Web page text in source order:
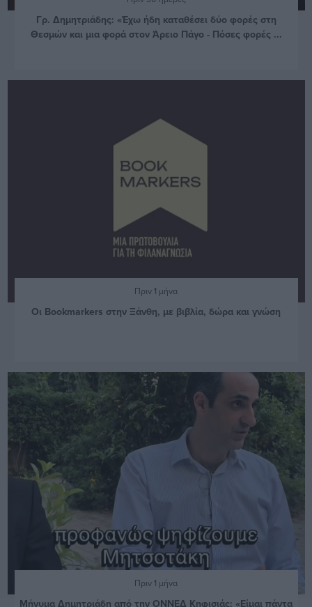
Γρ. Δημητριάδης: «Έχω ήδη καταθέσει δύο φορές στη
Θεσμών και μια φορά στον Άρειο Πάγο - Πόσες φορές ...
Πριν 1 μήνα
Οι Bookmarkers στην Ξάνθη, με βιβλία, δώρα και γνώση
Πριν 1 μήνα
Μήνυμα Δημητριάδη από την ΟΝΝΕΔ Κηφισιάς: «Είμαι πάντα